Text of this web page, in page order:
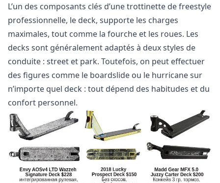
L’un des composants clés d’une trottinette de freestyle
professionnelle, le deck, supporte les charges
maximales, tout comme la fourche et les roues. Les
decks sont généralement adaptés à deux styles de
conduite : street et park. Toutefois, on peut effectuer
des figures comme le boardslide ou le hurricane sur
n’importe quel deck : tout dépend des habitudes et du
confort personnel.